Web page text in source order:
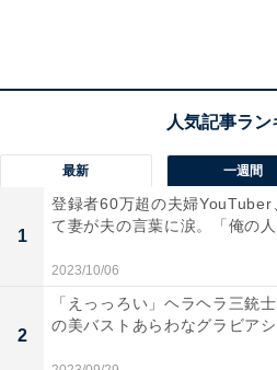
最新 一週間
1
登録者60万超の夫婦YouTuber
て妻が夫の言葉に涙。「俺の
2023/10/06
2
「えっっろい」ヘラヘラ三銃
の美バストあらわなグラビア